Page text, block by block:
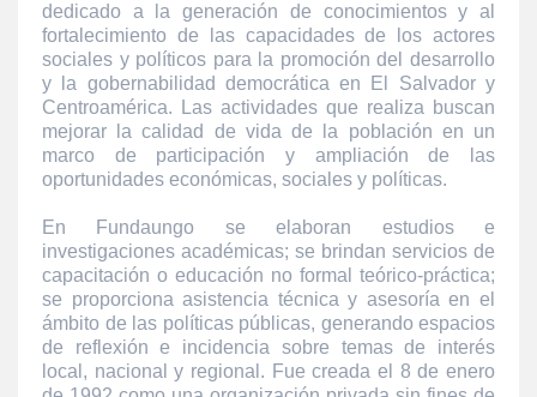
dedicado a la generación de conocimientos y al
fortalecimiento de las capacidades de los actores
sociales y políticos para la promoción del desarrollo
y la gobernabilidad democrática en El Salvador y
Centroamérica. Las actividades que realiza buscan
mejorar la calidad de vida de la población en un
marco de participación y ampliación de las
oportunidades económicas, sociales y políticas.
En Fundaungo se elaboran estudios e
investigaciones académicas; se brindan servicios de
capacitación o educación no formal teórico-práctica;
se proporciona asistencia técnica y asesoría en el
ámbito de las políticas públicas, generando espacios
de reflexión e incidencia sobre temas de interés
local, nacional y regional. Fue creada el 8 de enero